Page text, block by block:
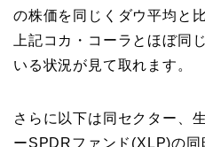
の株価を同じくダウ平均と
上記コカ・コーラとほぼ同
いる状況が見て取れます。
さらに以下は同セクター、
ーSPDRファンド(XLP)の